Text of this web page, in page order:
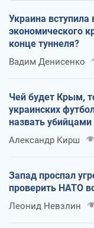
Украина вступила
экономического
конце туннеля?
Вадим Денисенко
Чей будет Крым,
украинских
назвать убийцами
Александр Кирш
Запад проспал
проверить НАТО
Леонид Невзлин